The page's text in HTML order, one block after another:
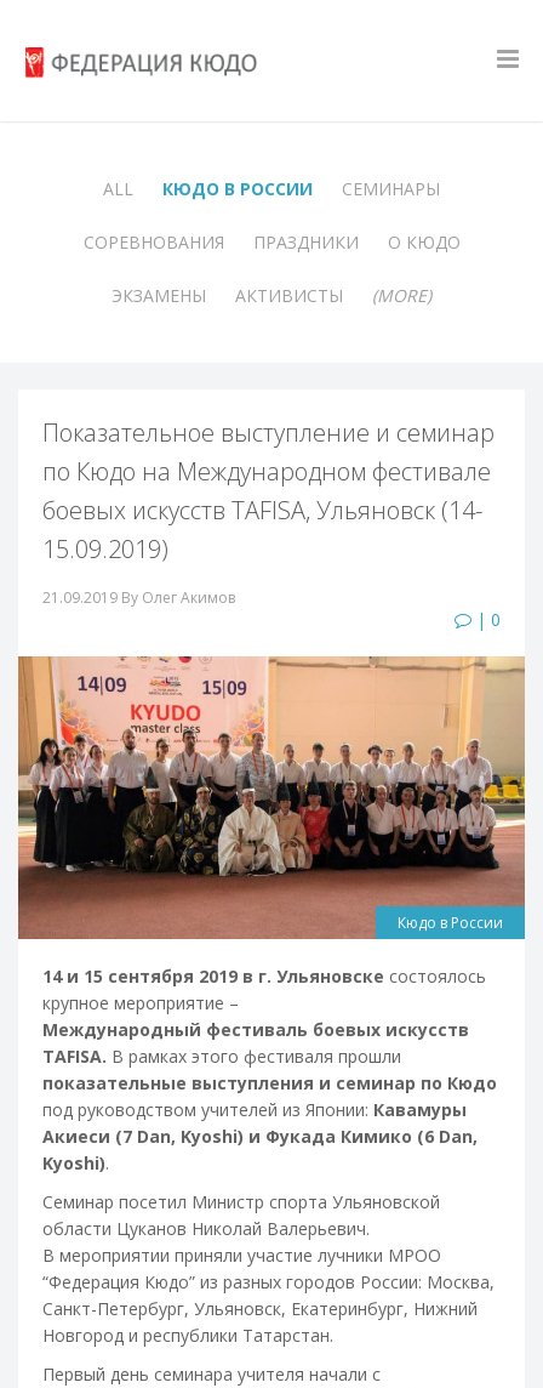
ALL КЮДО В РОССИИ СЕМИНАРЫ
СОРЕВНОВАНИЯ ПРАЗДНИКИ О КЮДО
ЭКЗАМЕНЫ АКТИВИСТЫ (MORE)
Показательное выступление и семинар
по Кюдо на Международном фестивале
боевых искусств TAFISA, Ульяновск (14-
15.09.2019)
21.09.2019 By Олег Акимов
| 0
Кюдо в России
14 и 15 сентября 2019 в г. Ульяновске состоялось
крупное мероприятие –
Международный фестиваль боевых искусств
TAFISA. В рамках этого фестиваля прошли
показательные выступления и семинар по Кюдо
под руководством учителей из Японии: Кавамуры
Акиеси (7 Dan, Kyoshi) и Фукада Кимико (6 Dan,
Kyoshi).
Семинар посетил Министр спорта Ульяновской
области Цуканов Николай Валерьевич.
В мероприятии приняли участие лучники МРОО
“Федерация Кюдо” из разных городов России: Москва,
Санкт-Петербург, Ульяновск, Екатеринбург, Нижний
Новгород и республики Татарстан.
Первый день семинара учителя начали с